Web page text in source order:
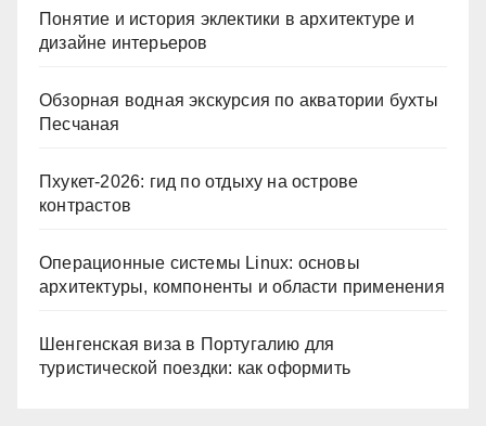
Понятие и история эклектики в архитектуре и
дизайне интерьеров
Обзорная водная экскурсия по акватории бухты
Песчаная
Пхукет-2026: гид по отдыху на острове
контрастов
Операционные системы Linux: основы
архитектуры, компоненты и области применения
Шенгенская виза в Португалию для
туристической поездки: как оформить